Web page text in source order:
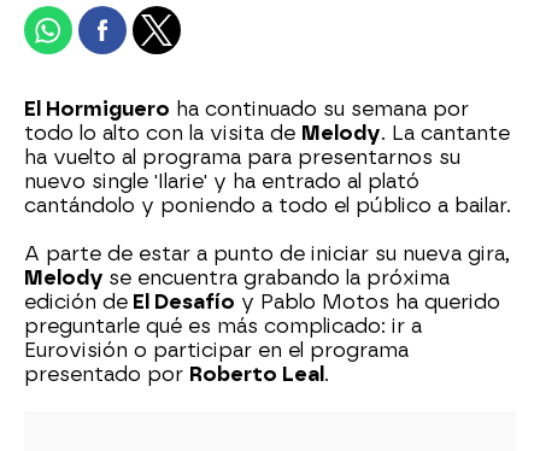
El Hormiguero ha continuado su semana por
todo lo alto con la visita de Melody. La cantante
ha vuelto al programa para presentarnos su
nuevo single 'Ilarie' y ha entrado al plató
cantándolo y poniendo a todo el público a bailar.
A parte de estar a punto de iniciar su nueva gira,
Melody se encuentra grabando la próxima
edición de El Desafío y Pablo Motos ha querido
preguntarle qué es más complicado: ir a
Eurovisión o participar en el programa
presentado por Roberto Leal .